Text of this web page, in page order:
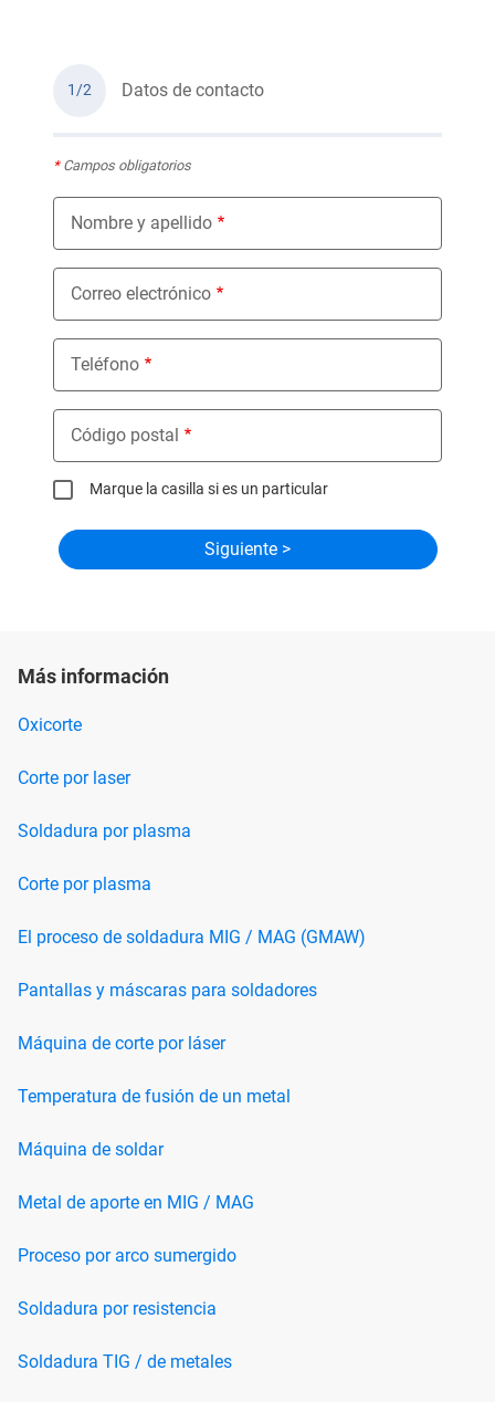
1/2 Datos de contacto
*Campos obligatorios
Nombre y apellido
Correo electrónico
Teléfono
Código postal
Marque la casilla si es un particular
Más información
Oxicorte
Corte por laser
Soldadura por plasma
Corte por plasma
El proceso de soldadura MIG / MAG (GMAW)
Pantallas y máscaras para soldadores
Máquina de corte por láser
Temperatura de fusión de un metal
Máquina de soldar
Metal de aporte en MIG / MAG
Proceso por arco sumergido
Soldadura por resistencia
Soldadura TIG / de metales